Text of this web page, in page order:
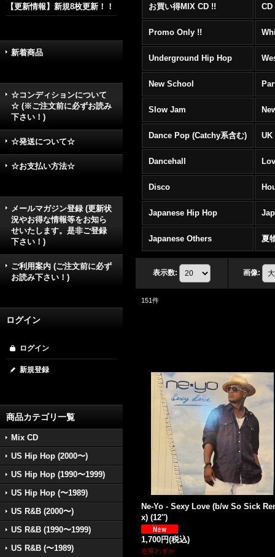
【更新情報】新規8枚更新！！
新着商品
☆コンディションについて
☆ (※ご注文前に必ずお読み
下さい！)
☆発送について☆
☆お支払い方法☆
メールマガジン登録 (更新状
況やお得な情報等をお知ら
せいたします。是非ご登録
下さい！)
ご利用案内 (ご注文前に必ず
お読み下さい！)
ログイン
ログイン
新規登録
商品カテゴリ一覧
Mix CD
US Hip Hop (2000〜)
US Hip Hop (1990〜1999)
US Hip Hop (〜1989)
US R&B (2000〜)
US R&B (1990〜1999)
US R&B (〜1989)
お買い得MIX CD !!
Promo Only !!
Underground Hip Hop
New School
Slow Jam
Dance Pop (Catchy系含む) UK
Dancehall
Disco
Japanese Hip Hop
Japanese Others 夏
表示数: 画像:
151件
Ne-Yo - Sexy Love (b/w So Sick
x) (12'')
1,700円(税込)
在庫わずか